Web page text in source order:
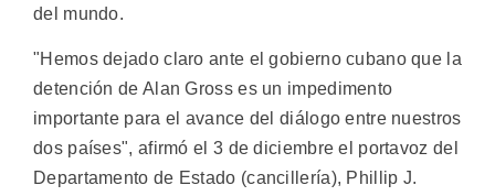
del mundo.
"Hemos dejado claro ante el gobierno cubano que la
detención de Alan Gross es un impedimento
importante para el avance del diálogo entre nuestros
dos países", afirmó el 3 de diciembre el portavoz del
Departamento de Estado (cancillería), Phillip J.